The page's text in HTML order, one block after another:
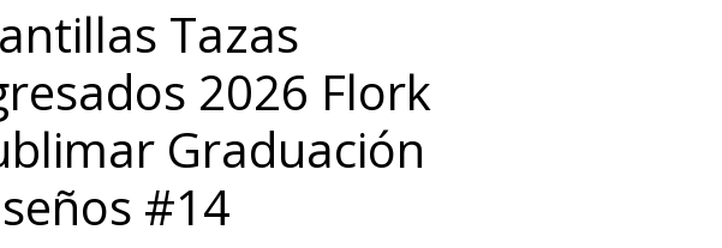
Tazas
2026 Flork
Graduación
#14